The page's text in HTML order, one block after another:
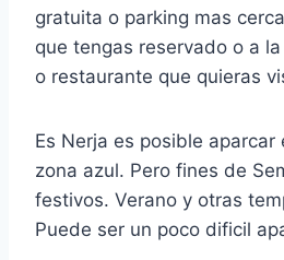
gratuita o parking mas
que tengas reservado o a
o restaurante que quieras
Es Nerja es posible aparcar
zona azul. Pero fines de
festivos. Verano y otras
Puede ser un poco dificil